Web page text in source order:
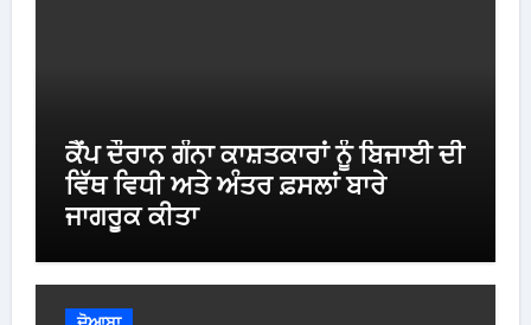
ਕੈਂਪ ਦੌਰਾਨ ਗੰਨਾ ਕਾਸ਼ਤਕਾਰਾਂ ਨੂੰ ਬਿਜਾਈ ਦੀ
ਵਿੱਥ ਵਿਧੀ ਅਤੇ ਅੰਤਰ ਫ਼ਸਲਾਂ ਬਾਰੇ
ਜਾਗਰੂਕ ਕੀਤਾ